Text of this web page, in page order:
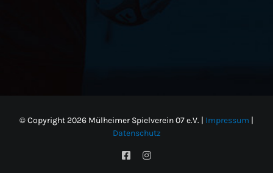
© Copyright2026 Mülheimer Spielverein 07 e.V. | Impressum |
Datenschutz
FacebookInstagram